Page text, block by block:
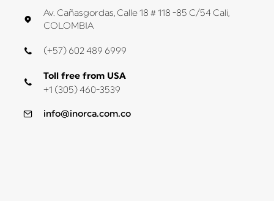
Av. Cañasgordas, Calle 18 # 118 -85 C/54 Cali,
COLOMBIA
(+57) 602 489 6999
Toll free from USA
+1 (305) 460-3539
info@inorca.com.co